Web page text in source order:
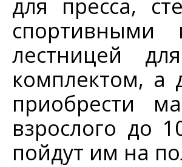
спортивными
лестницей
комплектом, а
приобрести
взрослого до
пойдут им на